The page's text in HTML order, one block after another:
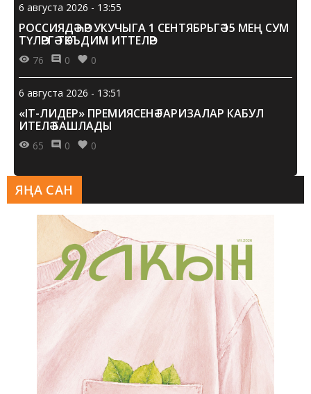
6 августа 2026 - 13:55
РОССИЯДӘ ҺӘР УКУЧЫГА 1 СЕНТЯБРЬГӘ 15 МЕҢ СУМ
ТҮЛӘРГӘ ТӘКЪДИМ ИТТЕЛӘР
76 0 0
6 августа 2026 - 13:51
«IT-ЛИДЕР» ПРЕМИЯСЕНӘ ГАРИЗАЛАР КАБУЛ
ИТЕЛӘ БАШЛАДЫ
65 0 0
ЯҢА САН